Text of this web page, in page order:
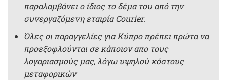
παραλαμβάνει ο ίδιος το δέμα του από την
συνεργαζόμενη εταιρία Courier.
Όλες οι παραγγελίες για Κύπρο πρέπει πρώτα να
προεξοφλούνται σε κάποιον απο τους
λογαριασμούς μας, λόγω υψηλού κόστους
μεταφορικών